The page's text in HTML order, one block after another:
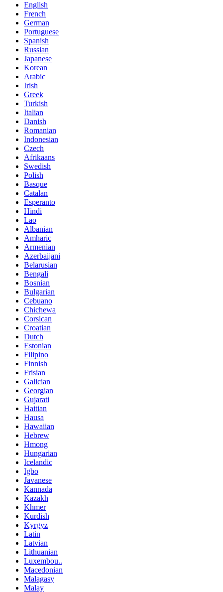
English
French
German
Portuguese
Spanish
Russian
Japanese
Korean
Arabic
Irish
Greek
Turkish
Italian
Danish
Romanian
Indonesian
Czech
Afrikaans
Swedish
Polish
Basque
Catalan
Esperanto
Hindi
Lao
Albanian
Amharic
Armenian
Azerbaijani
Belarusian
Bengali
Bosnian
Bulgarian
Cebuano
Chichewa
Corsican
Croatian
Dutch
Estonian
Filipino
Finnish
Frisian
Galician
Georgian
Gujarati
Haitian
Hausa
Hawaiian
Hebrew
Hmong
Hungarian
Icelandic
Igbo
Javanese
Kannada
Kazakh
Khmer
Kurdish
Kyrgyz
Latin
Latvian
Lithuanian
Luxembou..
Macedonian
Malagasy
Malay